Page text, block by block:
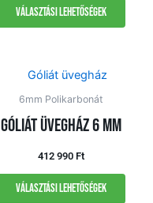
Választási lehetőségek
6mm Polikarbonát
Góliát üvegház 6 mm
412 990 Ft
Választási lehetőségek